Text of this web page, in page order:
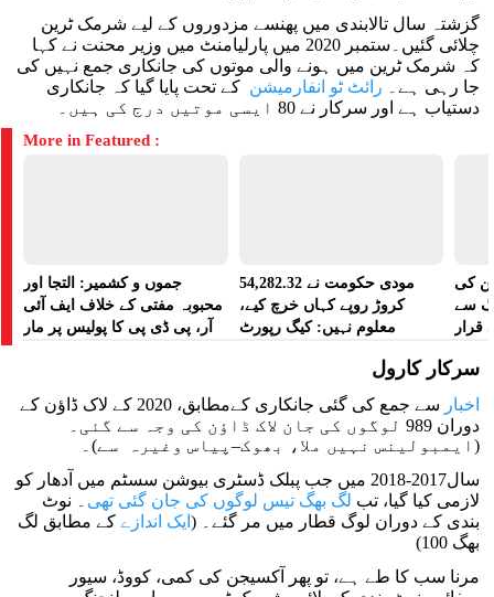
گزشتہ سال تالابندی میں پھنسے مزدوروں کے لیے شرمک ٹرین
چلائی گئیں۔ستمبر 2020 میں پارلیامنٹ میں وزیر محنت نے کہا
کہ شرمک ٹرین میں ہونے والی موتوں کی جانکاری جمع نہیں کی
جا رہی ہے۔
رائٹ ٹو انفارمیشن کے تحت پایا گیا کہ جانکاری
دستیاب ہے اور سرکار نے 80 ایسی موتیں درج کی ہیں۔
More in Featured :
جموں و کشمیر: التجا اور
محبوبہ مفتی کے خلاف ایف آئی
آر، پی ڈی پی کا پولیس پر مار
مودی حکومت نے 54,282.32
کروڑ روپے کہاں خرچ کیے،
معلوم نہیں: کیگ رپورٹ
کی
سے
قرار
سرکار کارول
اخبار
سے جمع کی گئی جانکاری کےمطابق، 2020 کے لاک ڈاؤن کے
دوران 989 لوگوں کی جان لاک ڈاؤن کی وجہ سے گئی۔
(ایمبولینس نہیں ملا، بھوک–پیاس وغیرہ سے)۔
سال2017-2018 میں جب پبلک ڈسٹری بیوشن سسٹم میں آدھار کو
لازمی کیا گیا، تب لگ بھگ تیس لوگوں کی جان گئی تھی ۔ نوٹ
بندی کے دوران لوگ قطار میں مر گئے۔ ( ایک اندازے کے مطابق لگ
بھگ 100)
مرنا سب کا طے ہے، تو پھر آکسیجن کی کمی، کووڈ، سیور